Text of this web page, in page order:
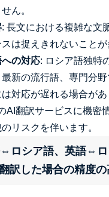
ん。
: 長文における複雑な文
は捉えきれないことが
への対応: ロシア語独特
新の流行語、専門分
対応が遅れる場合があ
AI翻訳サービスに機密
リスクを伴います。
ロシア語、英語⇔ロ
訳した場合の精度の